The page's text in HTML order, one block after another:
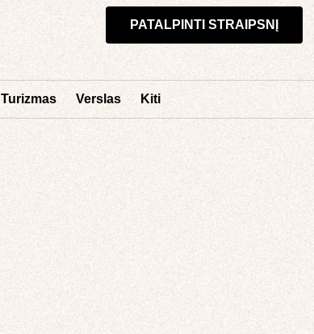
PATALPINTI STRAIPSNĮ
Turizmas Verslas Kiti